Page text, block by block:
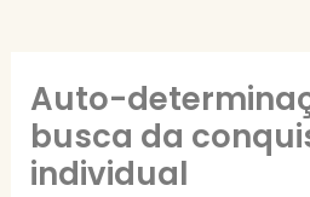
Auto-
busca da
individual